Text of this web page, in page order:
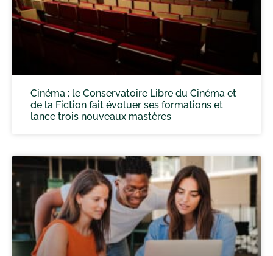
Cinéma : le Conservatoire Libre du Cinéma et
de la Fiction fait évoluer ses formations et
lance trois nouveaux mastères